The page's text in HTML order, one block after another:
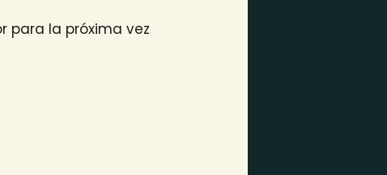
para la próxima vez